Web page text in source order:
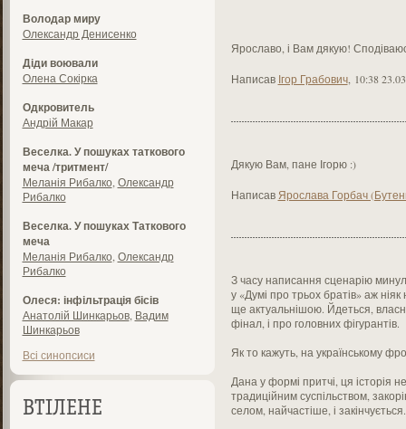
Володар миру
Олександр Денисенко
Діди воювали
Олена Сокірка
Одкровитель
Андрій Макар
Веселка. У пошуках таткового
меча /тритмент/
Меланія Рибалко Олександр
Рибалко
Веселка. У пошуках Таткового
меча
Меланія Рибалко Олександр
Рибалко
Олеся: інфільтрація бісів
Анатолій Шинкарьов, Вадим
Шинкарьов
Всі синопсиси
ВТІЛЕНЕ
Ярославо, і Вам дякую!
Написав Ігор Грабович, 10:38
Дякую Вам, пане Ігорю :)
Написав Ярослава Горбач
З часу написання сценарію
у «Думі про трьох братів» аж
ще актуальнішою. Йдеться, власне
фінал, і про головних фігурантів.
Як то кажуть, на українському
Дана у формі притчі, ця історія
традиційним суспільством,
селом, найчастіше, і закінчується.